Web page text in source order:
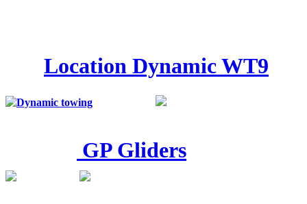
Location Dynamic WT9
GP Gliders